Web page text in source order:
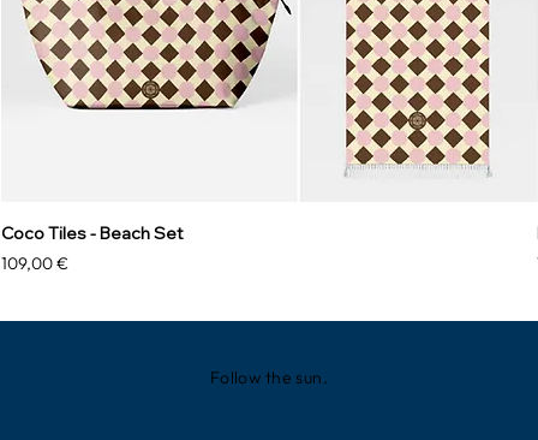
Coco Tiles - Beach Set
Preis
109,00 €
Follow the sun.